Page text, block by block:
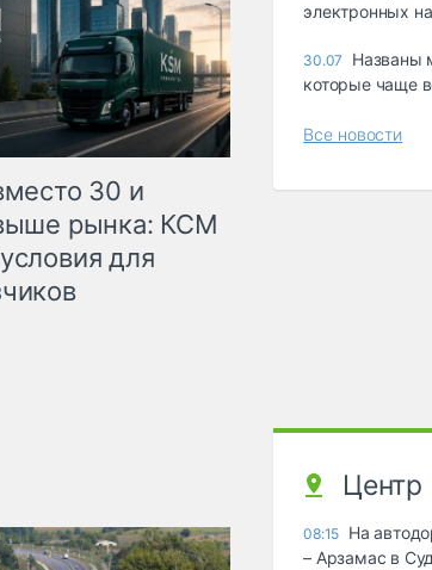
30 и
рынка: КСМ
для
электронных
30.07
Названы
которые чаще
Все новости
Центр
08:15 На
– Арзамас в